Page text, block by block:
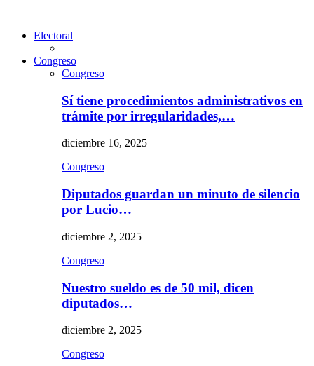
Electoral
Congreso
Congreso
Sí tiene procedimientos administrativos en
trámite por irregularidades,…
diciembre 16, 2025
Congreso
Diputados guardan un minuto de silencio
por Lucio…
diciembre 2, 2025
Congreso
Nuestro sueldo es de 50 mil, dicen
diputados…
diciembre 2, 2025
Congreso